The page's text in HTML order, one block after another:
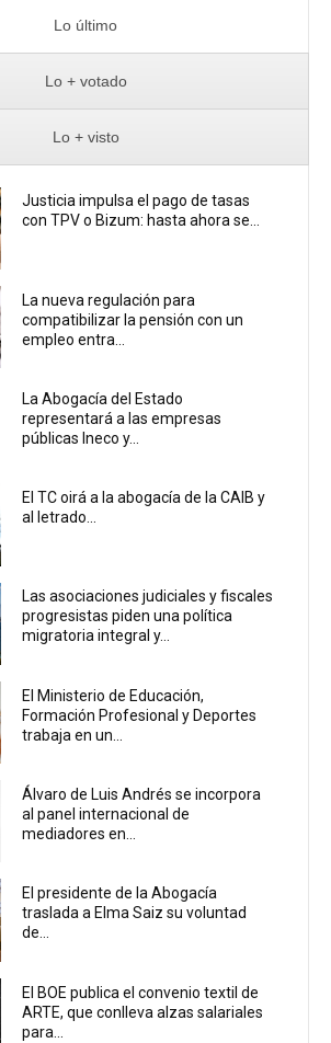
Lo último
Lo + votado
Lo + visto
Justicia impulsa el pago de tasas
con TPV o Bizum: hasta ahora se...
La nueva regulación para
compatibilizar la pensión con un
empleo entra...
La Abogacía del Estado
representará a las empresas
públicas Ineco y...
El TC oirá a la abogacía de la CAIB y
al letrado...
Las asociaciones judiciales y fiscales
progresistas piden una política
migratoria integral y...
El Ministerio de Educación,
Formación Profesional y Deportes
trabaja en un...
Álvaro de Luis Andrés se incorpora
al panel internacional de
mediadores en...
El presidente de la Abogacía
traslada a Elma Saiz su voluntad
de...
El BOE publica el convenio textil de
ARTE, que conlleva alzas salariales
para...